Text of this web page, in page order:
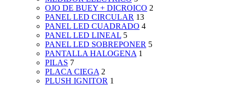
OJO DE BUEY + DICROICO 2
PANEL LED CIRCULAR 13
PANEL LED CUADRADO 4
PANEL LED LINEAL 5
PANEL LED SOBREPONER 5
PANTALLA HALOGENA 1
PILAS 7
PLACA CIEGA 2
PLUSH IGNITOR 1